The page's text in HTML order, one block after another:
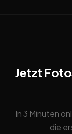
Jetzt
In 3 Minuten
die